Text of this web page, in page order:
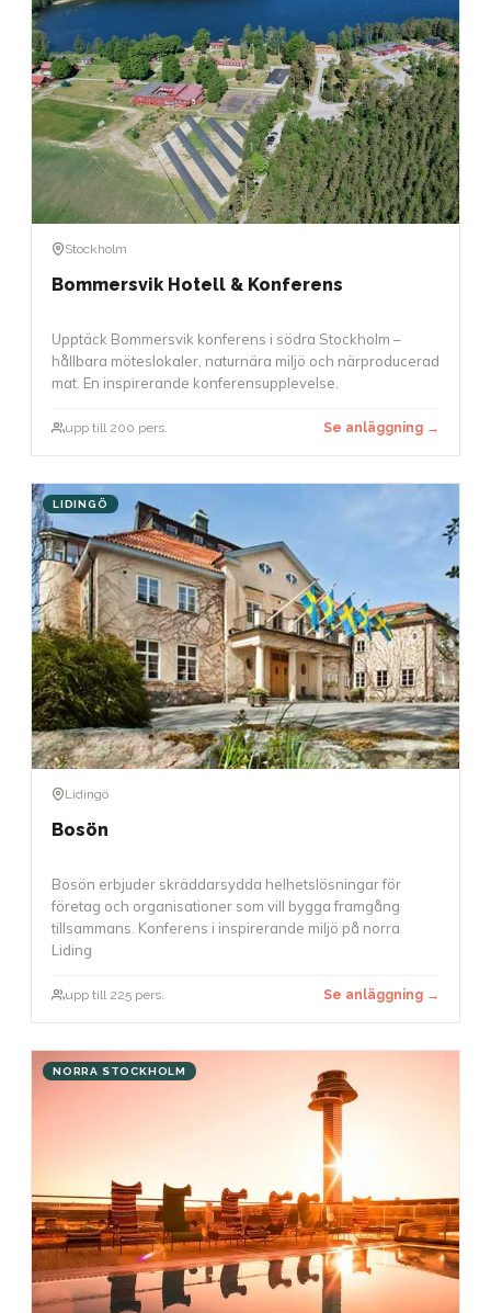
Stockholm
Bommersvik Hotell & Konferens
Upptäck Bommersvik konferens i södra Stockholm –
hållbara möteslokaler, naturnära miljö och närproducerad
mat. En inspirerande konferensupplevelse.
upp till 200 pers. Se anläggning →
LIDINGÖ
Lidingö
Bosön
Bosön erbjuder skräddarsydda helhetslösningar för
företag och organisationer som vill bygga framgång
tillsammans. Konferens i inspirerande miljö på norra
Liding
upp till 225 pers. Se anläggning →
NORRA STOCKHOLM